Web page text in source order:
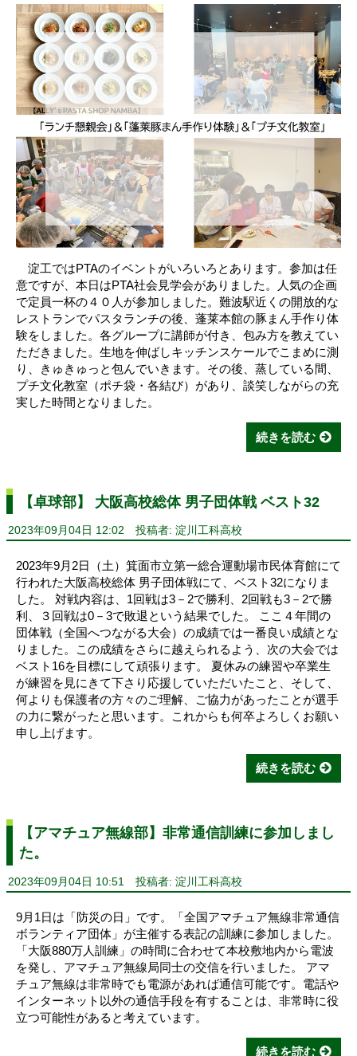
淀工ではPTAのイベントがいろいろとあります。参加は任
意ですが、本日はPTA社会見学会がありました。人気の企画
で定員一杯の４０人が参加しました。難波駅近くの開放的な
レストランでパスタランチの後、蓬莱本館の豚まん手作り体
験をしました。各グループに講師が付き、包み方を教えてい
ただきました。生地を伸ばしキッチンスケールでこまめに測
り、きゅきゅっと包んでいきます。その後、蒸している間、
プチ文化教室（ポチ袋・各結び）があり、談笑しながらの充
実した時間となりました。
続きを読む
【卓球部】 大阪高校総体 男子団体戦 ベスト32
2023年09月04日 12:02 投稿者: 淀川工科高校
2023年9月2日（土）箕面市立第一総合運動場市民体育館にて
行われた大阪高校総体 男子団体戦にて、ベスト32になりま
した。 対戦内容は、1回戦は3－2で勝利、2回戦も3－2で勝
利、３回戦は0－3で敗退という結果でした。 ここ４年間の
団体戦（全国へつながる大会）の成績では一番良い成績とな
りました。この成績をさらに越えられるよう、次の大会では
ベスト16を目標にして頑張ります。 夏休みの練習や卒業生
が練習を見にきて下さり応援していただいたこと、そして、
何よりも保護者の方々のご理解、ご協力があったことが選手
の力に繋がったと思います。これからも何卒よろしくお願い
申し上げます。
続きを読む
【アマチュア無線部】非常通信訓練に参加しまし
た。
2023年09月04日 10:51 投稿者: 淀川工科高校
9月1日は「防災の日」です。「全国アマチュア無線非常通信
ボランティア団体」が主催する表記の訓練に参加しました。
「大阪880万人訓練」の時間に合わせて本校敷地内から電波
を発し、アマチュア無線局同士の交信を行いました。 アマ
チュア無線は非常時でも電源があれば通信可能です。電話や
インターネット以外の通信手段を有することは、非常時に役
立つ可能性があると考えています。
続きを読む